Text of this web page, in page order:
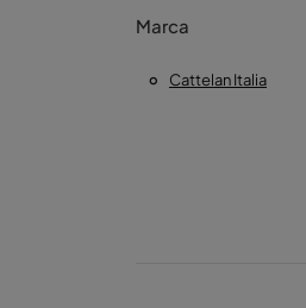
Marca
Cattelan Italia